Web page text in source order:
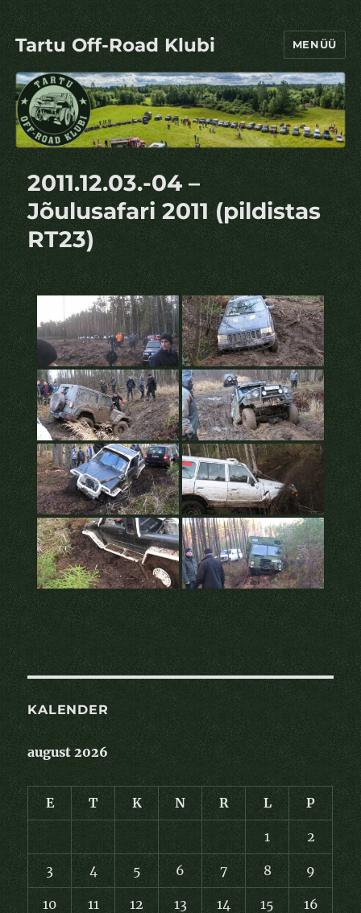
Tartu Off-Road Klubi MENÜÜ
2011.12.03.-04 –
Jõulusafari 2011 (pildistas
RT23)
KALENDER
august 2026
E T K N R L P
1 2
3 4 5 6 7 8 9
10 11 12 13 14 15 16